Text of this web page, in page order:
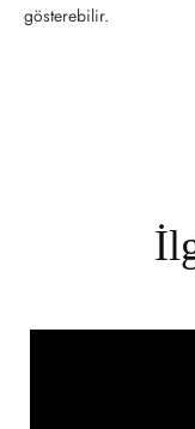
gösterebilir.